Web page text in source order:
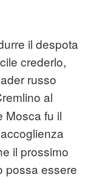
il despota
crederlo,
russo
al
Mosca fu il
il prossimo
possa essere